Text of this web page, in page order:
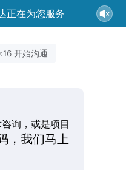
正在为您服务
开始沟通
询，或是项目
，我们马上